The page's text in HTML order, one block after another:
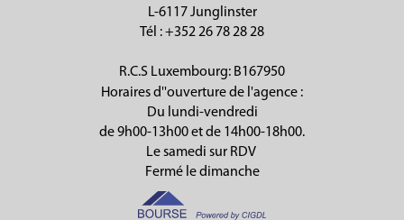
L-6117 Junglinster
Tél : +352 26 78 28 28
R.C.S Luxembourg: B167950
Horaires d''ouverture de l'agence :
Du lundi-vendredi
de 9h00-13h00 et de 14h00-18h00.
Le samedi sur RDV
Fermé le dimanche